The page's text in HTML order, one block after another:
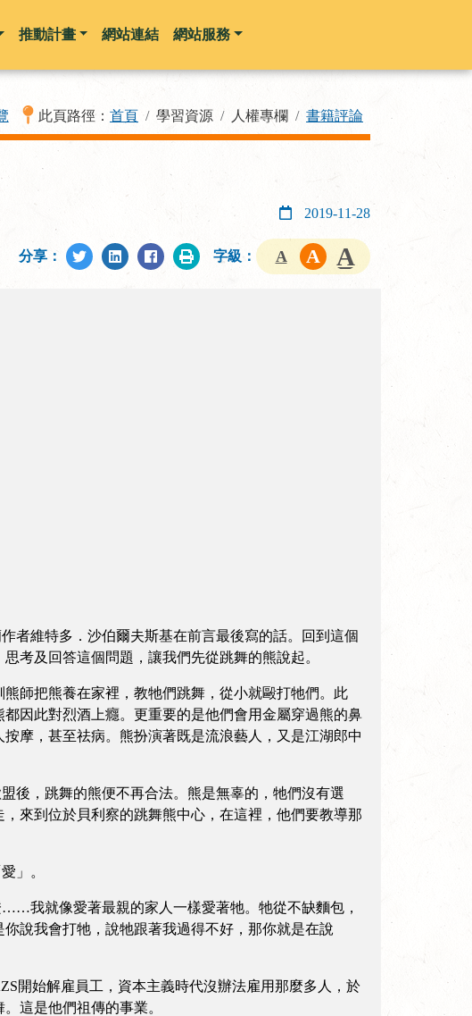
推動計畫 網站連結 網站服務
此頁路徑： 首頁 學習資源 人權專欄 書籍評論
2019-11-28
分享： 字級：
維特多．沙伯爾夫斯基在前言最後寫的話。回到這個
考及回答這個問題，讓我們先從跳舞的熊說起。
師把熊養在家裡，教牠們跳舞，從小就毆打牠們。此
因此對烈酒上癮。更重要的是他們會用金屬穿過熊的鼻
摩，甚至祛病。熊扮演著既是流浪藝人，又是江湖郎中
後，跳舞的熊便不再合法。熊是無辜的，牠們沒有選
來到位於貝利察的跳舞熊中心，在這裡，他們要教導那
」。
我就像愛著最親的家人一樣愛著牠。牠從不缺麵包，
說我會打牠，說牠跟著我過得不好，那你就是在說
開始解雇員工，資本主義時代沒辦法雇用那麼多人，於
這是他們祖傳的事業。